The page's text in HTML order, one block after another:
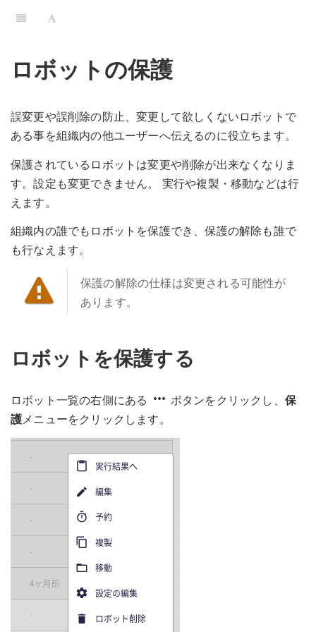
ロボットの保護
誤変更や誤削除の防止、変更して欲しくないロボットで
ある事を組織内の他ユーザーへ伝えるのに役立ちます。
保護されているロボットは変更や削除が出来なくなりま
す。設定も変更できません。 実行や複製・移動などは行
えます。
組織内の誰でもロボットを保護でき、保護の解除も誰で
も行なえます。
保護の解除の仕様は変更される可能性が
あります。
ロボットを保護する
ロボット一覧の右側にある more_horiz ボタンをクリックし、 保
護メニューをクリックします。